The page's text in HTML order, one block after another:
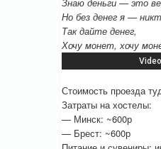
Но без денег я —
Так дайте денег,
Хочу монет, хочу
Стоимость проезда
Затраты на хостелы:
— Минск: ~600р
— Брест: ~600р